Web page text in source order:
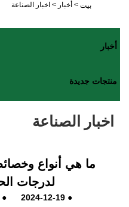
بيت > أخبار > اخبار الصناعة
أخبار
منتجات جديدة
اخبار الصناعة
ما هي أنواع
لدرجات
●
2024-12-19
●